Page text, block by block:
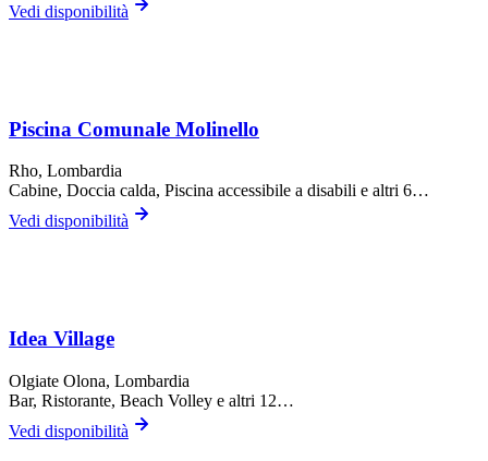
Vedi disponibilità
Piscina Comunale Molinello
Rho, Lombardia
Cabine, Doccia calda, Piscina accessibile a disabili e altri 6…
Vedi disponibilità
Idea Village
Olgiate Olona, Lombardia
Bar, Ristorante, Beach Volley e altri 12…
Vedi disponibilità